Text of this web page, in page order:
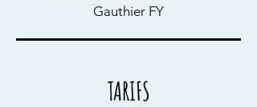
Gauthier FY
TARIFS